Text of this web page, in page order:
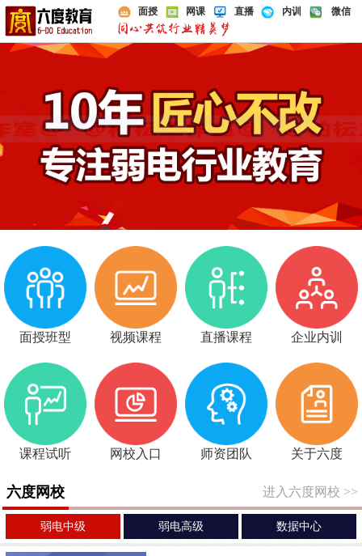
面授 网课 直播 内训 微信
面授班型 视频课程 直播课程 企业内训
课程试听 网校入口 师资团队 关于六度
六度网校 进入六度网校 >>
弱电中级 弱电高级 数据中心